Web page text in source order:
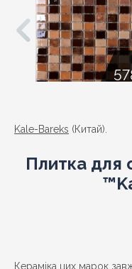
Kale-Bareks (Китай).
Плитка для
Кераміка цих марок